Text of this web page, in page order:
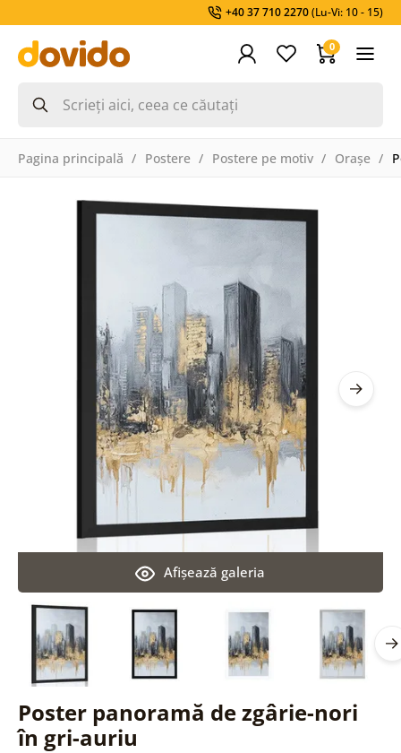
+40 37 710 2270(Lu-Vi: 10 - 15)
0
Pagina principală Postere Postere pe motiv Orașe
Poster panoramă de zgârie-nori
în gri-auriu
Afişează galeria